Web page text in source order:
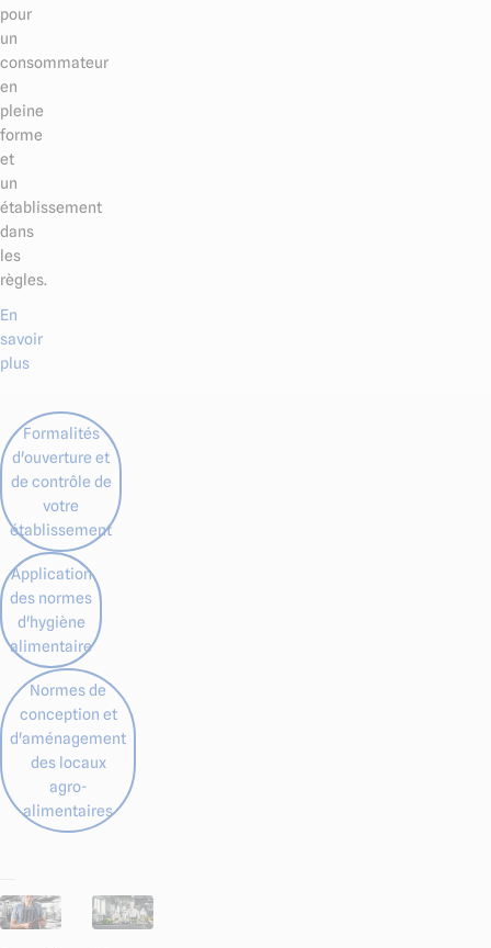
pour
un
consommateur
en
pleine
forme
et
un
établissement
dans
les
règles.
En
savoir
plus
Formalités
d'ouverture et
de contrôle de
votre
établissement
Application
des normes
d'hygiène
alimentaire
Normes de
conception et
d'aménagement
des locaux
agro-
alimentaires